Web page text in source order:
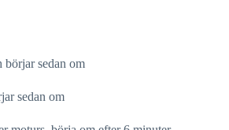
börjar sedan om
sedan om